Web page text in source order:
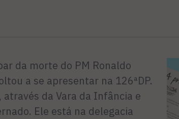
da morte do PM Ronaldo
a se apresentar na 126ªDP.
da Vara da Infância e
Ele está na delegacia